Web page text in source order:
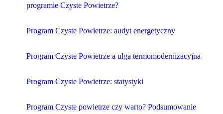
programie Czyste Powietrze?
Program Czyste Powietrze: audyt energetyczny
Program Czyste Powietrze a ulga termomodernizacyjna
Program Czyste Powietrze: statystyki
Program Czyste powietrze czy warto? Podsumowanie